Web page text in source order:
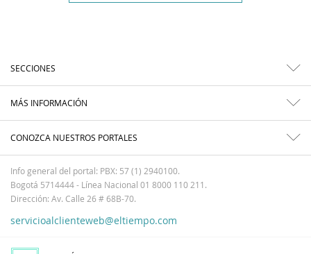
SECCIONES
MÁS INFORMACIÓN
CONOZCA NUESTROS PORTALES
Info general del portal: PBX: 57 (1) 2940100.
Bogotá 5714444 - Línea Nacional 01 8000 110 211.
Dirección: Av. Calle 26 # 68B-70.
servicioalclienteweb@eltiempo.com